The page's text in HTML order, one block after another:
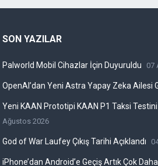
SON YAZILAR
Palworld Mobil Cihazlar İçin Duyuruldu 07
OpenAI’dan Yeni Astra Yapay Zeka Ailesi
Yeni KAAN Prototipi KAAN P1 Taksi
Ağustos 2026
God of War Laufey Çıkış Tarihi Açıklandı
iPhone’dan Android’e Geçiş Artık Çok